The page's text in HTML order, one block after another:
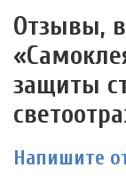
Отзывы,
защиты
Напишите